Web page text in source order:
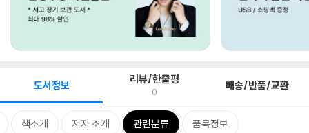
도서정보 리뷰/한줄평
0 배송/반품/교환
책소개 저자 소개 관련분류 품목정보